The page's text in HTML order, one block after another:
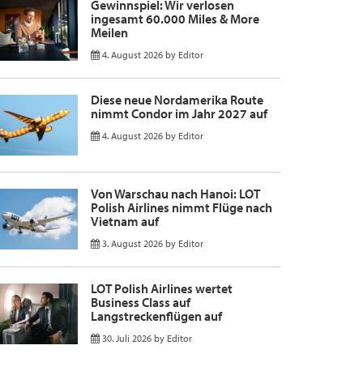
Gewinnspiel: Wir verlosen
ingesamt 60.000 Miles & More
Meilen
4. August 2026 by Editor
Diese neue Nordamerika Route
nimmt Condor im Jahr 2027 auf
4. August 2026 by Editor
Von Warschau nach Hanoi: LOT
Polish Airlines nimmt Flüge nach
Vietnam auf
3. August 2026 by Editor
LOT Polish Airlines wertet
Business Class auf
Langstreckenflügen auf
30. Juli 2026 by Editor